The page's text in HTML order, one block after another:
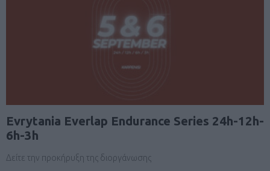
Evrytania Everlap Endurance Series 24h-12h-
6h-3h
Δείτε την προκήρυξη της διοργάνωσης